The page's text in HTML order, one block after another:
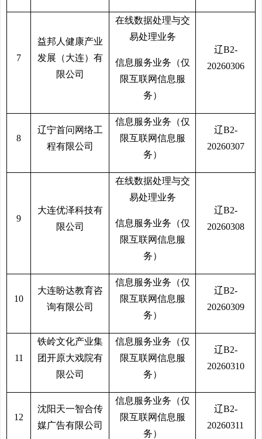
7
益邦人健康产业
发展（大连）有
限公司
在线数据处理与交
易处理业务
信息服务业务（仅
限互联网信息服
务）
辽B2-
20260306
8
辽宁首问网络工
程有限公司
信息服务业务（仅
限互联网信息服
务）
辽B2-
20260307
9
大连优泽科技有
限公司
在线数据处理与交
易处理业务
信息服务业务（仅
限互联网信息服
务）
辽B2-
20260308
10
大连盼达教育咨
询有限公司
信息服务业务（仅
限互联网信息服
务）
辽B2-
20260309
11
铁岭文化产业集
团开原大戏院有
限公司
信息服务业务（仅
限互联网信息服
务）
辽B2-
20260310
12
沈阳天一智合传
媒广告有限公司
信息服务业务（仅
限互联网信息服
务）
辽B2-
20260311